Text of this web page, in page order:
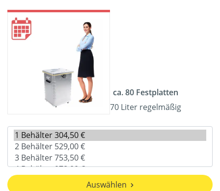
ca. 80 Festplatten
70 Liter regelmäßig
Auswählen